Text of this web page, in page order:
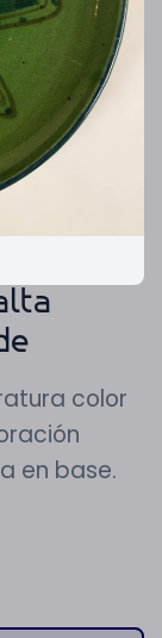
color
en base.